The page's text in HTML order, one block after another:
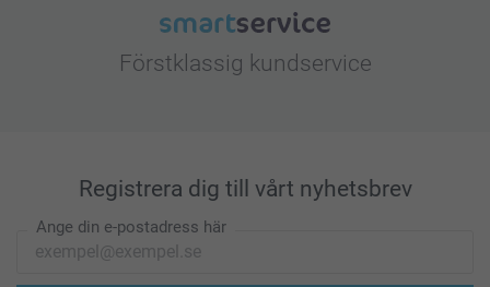
Förstklassig kundservice
Registrera dig till vårt nyhetsbrev
Ange din e-postadress här